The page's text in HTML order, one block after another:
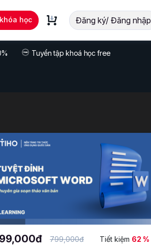
học Đăng ký/ Đăng nhập
Tuyển tập khoá học free
799,000đ Tiết kiệm 62 %